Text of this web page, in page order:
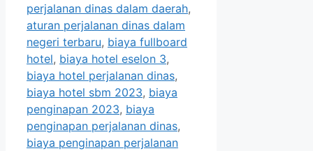
perjalanan dinas dalam daerah,
aturan perjalanan dinas dalam
negeri terbaru, biaya fullboard
hotel, biaya hotel eselon 3,
biaya hotel perjalanan dinas,
biaya hotel sbm 2023, biaya
penginapan 2023, biaya
penginapan perjalanan dinas,
biaya penginapan perjalanan